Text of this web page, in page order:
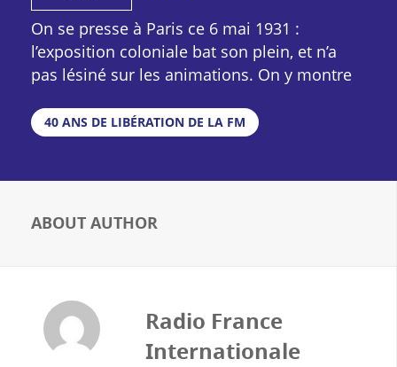
On se presse à Paris ce 6 mai 1931 :
l’exposition coloniale bat son plein, et n’a
pas lésiné sur les animations. On y montre
ondes courtes ! Capables de parcourir de
très longues distances en se réfléchissant
possible de toucher un public bien-au-delà
des frontières métropolitaines. Et le
40 ANS DE LIBÉRATION DE LA FM
ABOUT AUTHOR
Radio France
Internationale